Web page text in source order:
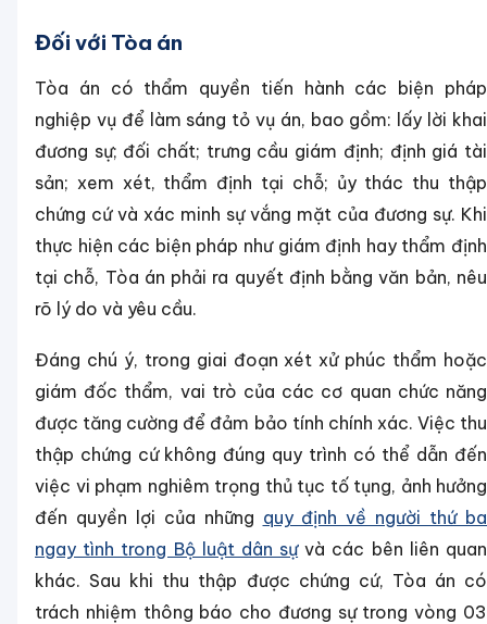
Đối với Tòa án
Tòa án có thẩm quyền tiến hành các biện pháp
nghiệp vụ để làm sáng tỏ vụ án, bao gồm: lấy lời khai
đương sự; đối chất; trưng cầu giám định; định giá tài
sản; xem xét, thẩm định tại chỗ; ủy thác thu thập
chứng cứ và xác minh sự vắng mặt của đương sự. Khi
thực hiện các biện pháp như giám định hay thẩm định
tại chỗ, Tòa án phải ra quyết định bằng văn bản, nêu
rõ lý do và yêu cầu.
Đáng chú ý, trong giai đoạn xét xử phúc thẩm hoặc
giám đốc thẩm, vai trò của các cơ quan chức năng
được tăng cường để đảm bảo tính chính xác. Việc thu
thập chứng cứ không đúng quy trình có thể dẫn đến
việc vi phạm nghiêm trọng thủ tục tố tụng, ảnh hưởng
đến quyền lợi của những quy định về người thứ ba
ngay tình trong Bộ luật dân sựvà các bên liên quan
khác. Sau khi thu thập được chứng cứ, Tòa án có
trách nhiệm thông báo cho đương sự trong vòng 03